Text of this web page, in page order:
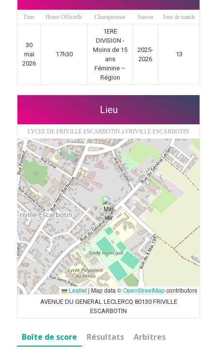
Date Heure Officielle Championnat Saison Jour de match
30
mai
2026
17h30
1ERE
DIVISION -
Moins de 15
ans
Féminine –
Région
2025-
2026
13
Lieu
LYCEE DE FRIVILLE ESCARBOTIN à FRIVILLE ESCARBOTIN
Leaflet | Map data ©OpenStreetMapcontributors
AVENUE DU GENERAL LECLERCQ 80130 FRIVILLE
ESCARBOTIN
Boîte de score Résultats
Arbitres